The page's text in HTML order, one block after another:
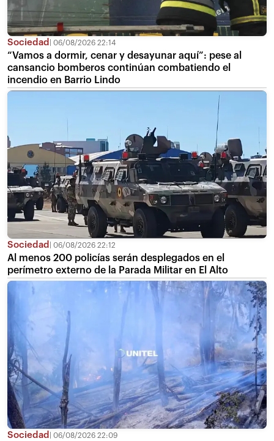
Sociedad 06/08/2026 22:14
“Vamos a dormir, cenar y desayunar aquí”: pese al
cansancio bomberos continúan combatiendo el
incendio en Barrio Lindo
Sociedad 06/08/2026 22:12
Al menos 200 policías serán desplegados en el
perímetro externo de la Parada Militar en El Alto
Sociedad 06/08/2026 22:09